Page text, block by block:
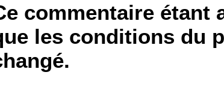
commentaire étant
les conditions du